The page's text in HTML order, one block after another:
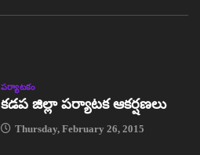
పర్యాటకం
కడప జిల్లా పర్యాటక ఆకర్షణలు
Thursday, February 26, 2015